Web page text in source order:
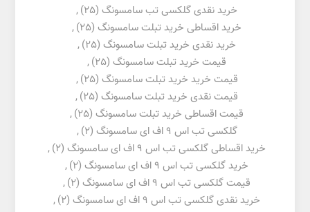
خرید نقدی گلکسی تب سامسونگ (25)
,
خرید اقساطی خرید تبلت سامسونگ (25)
,
خرید نقدی خرید تبلت سامسونگ (25)
,
قیمت خرید تبلت سامسونگ (25)
,
قیمت خرید خرید تبلت سامسونگ (25)
,
قیمت نقدی خرید تبلت سامسونگ (25)
,
قیمت اقساطی خرید تبلت سامسونگ (25)
,
گلکسی تب اس 9 اف ای سامسونگ
(2)
,
خرید اقساطی گلکسی تب اس 9 اف ای سامسونگ
(2)
,
خرید گلکسی تب اس 9 اف ای سامسونگ
(2)
,
قیمت گلکسی تب اس 9 اف ای سامسونگ
(2)
,
خرید نقدی گلکسی تب اس 9 اف ای سامسونگ
(2)
,